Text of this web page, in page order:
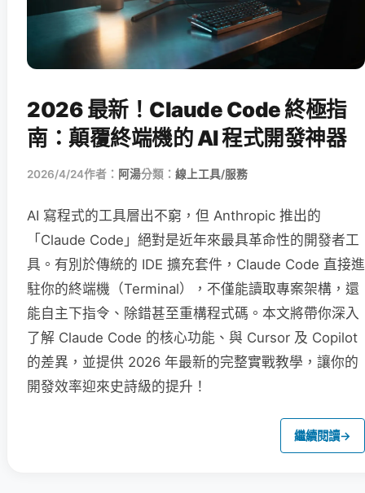
2026 最新！Claude Code 終極指
南：顛覆終端機的 AI 程式開發神器
2026/4/24作者： 阿湯分類： 線上工具/服務
AI 寫程式的工具層出不窮，但 Anthropic 推出的
「Claude Code」絕對是近年來最具革命性的開發者工
具。有別於傳統的 IDE 擴充套件，Claude Code 直接進
駐你的終端機（Terminal），不僅能讀取專案架構，還
能自主下指令、除錯甚至重構程式碼。本文將帶你深入
了解 Claude Code 的核心功能、與 Cursor 及 Copilot
的差異，並提供 2026 年最新的完整實戰教學，讓你的
開發效率迎來史詩級的提升！
繼續閱讀→